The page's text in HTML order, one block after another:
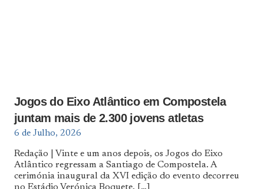
Jogos do Eixo Atlântico em Compostela
juntam mais de 2.300 jovens atletas
6 de Julho, 2026
Redação | Vinte e um anos depois, os Jogos do Eixo
Atlântico regressam a Santiago de Compostela. A
cerimónia inaugural da XVI edição do evento decorreu
no Estádio Verónica Boquete, […]